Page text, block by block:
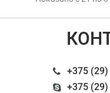
+375
+375